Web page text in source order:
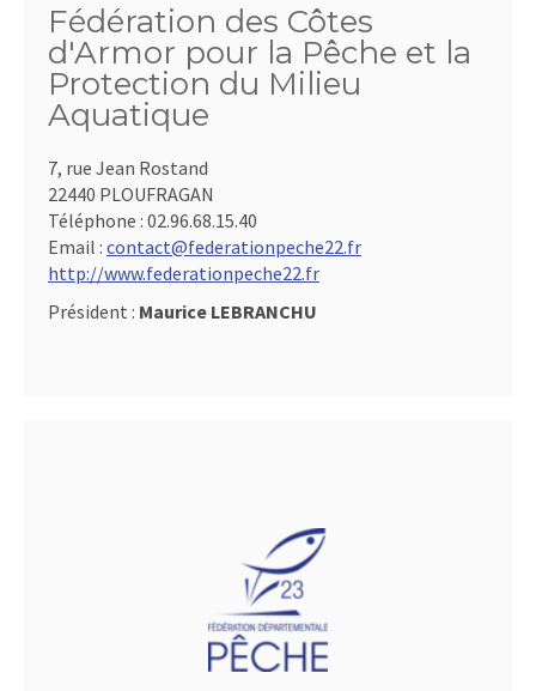
Fédération des Côtes
d'Armor pour la Pêche et la
Protection du Milieu
Aquatique
7, rue Jean Rostand
22440 PLOUFRAGAN
Téléphone : 02.96.68.15.40
Email : contact@federationpeche22.fr
http://www.federationpeche22.fr
Président : Maurice LEBRANCHU